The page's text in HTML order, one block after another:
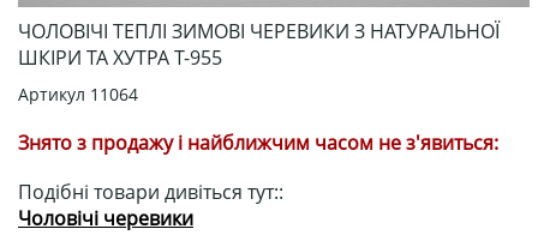
ЧОЛОВІЧІ ТЕПЛІ ЗИМОВІ ЧЕРЕВИКИ З НАТУРАЛЬНОЇ
ШКІРИ ТА ХУТРА Т-955
Артикул 11064
Знято з продажу і найближчим часом не з'явиться:
Подібні товари дивіться тут::
Чоловічі черевики